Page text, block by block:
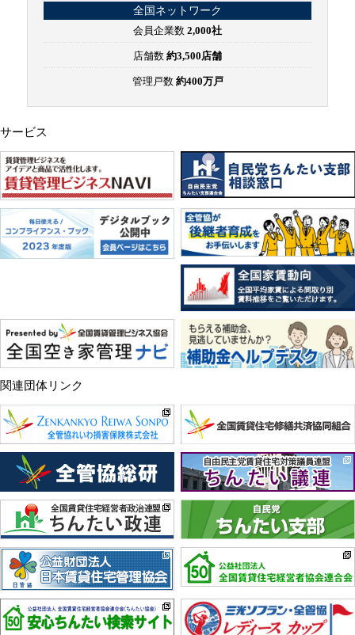
全国ネットワーク
会員企業数 2,000社
店舗数 約3,500店舗
管理戸数 約400万戸
サービス
関連団体リンク